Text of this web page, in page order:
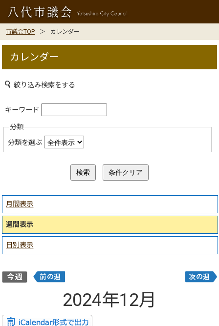
市議会TOP カレンダー
カレンダー
絞り込み検索をする
キーワード
分類
分類を選ぶ
月間表示
週間表示
日別表示
2024年12月